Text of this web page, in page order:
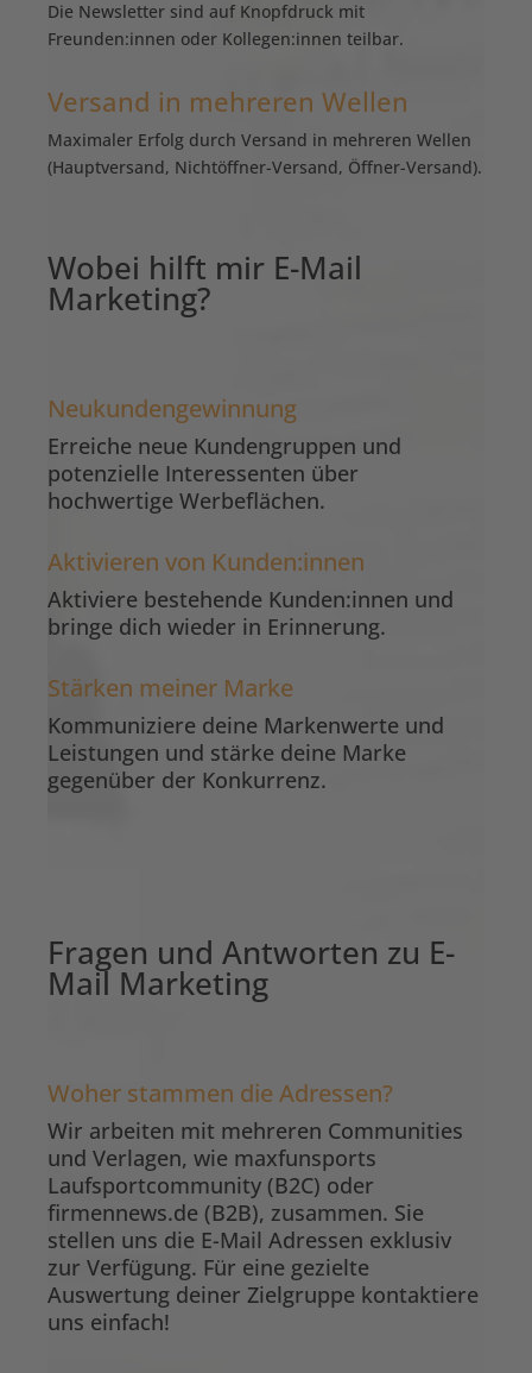
Die Newsletter sind auf Knopfdruck mit
Freunden:innen oder Kollegen:innen teilbar.
Versand in mehreren Wellen
Maximaler Erfolg durch Versand in mehreren Wellen
(Hauptversand, Nichtöffner-Versand, Öffner-Versand).
Wobei hilft mir E-Mail
Marketing?
Neukundengewinnung
Erreiche neue Kundengruppen und
potenzielle Interessenten über
hochwertige Werbeflächen.
Aktivieren von Kunden:innen
Aktiviere bestehende Kunden:innen und
bringe dich wieder in Erinnerung.
Stärken meiner Marke
Kommuniziere deine Markenwerte und
Leistungen und stärke deine Marke
gegenüber der Konkurrenz.
Fragen und Antworten zu E-
Mail Marketing
Woher stammen die Adressen?
Wir arbeiten mit mehreren Communities
und Verlagen, wie maxfunsports
Laufsportcommunity (B2C) oder
firmennews.de (B2B), zusammen. Sie
stellen uns die E-Mail Adressen exklusiv
zur Verfügung. Für eine gezielte
Auswertung deiner Zielgruppe kontaktiere
uns einfach!